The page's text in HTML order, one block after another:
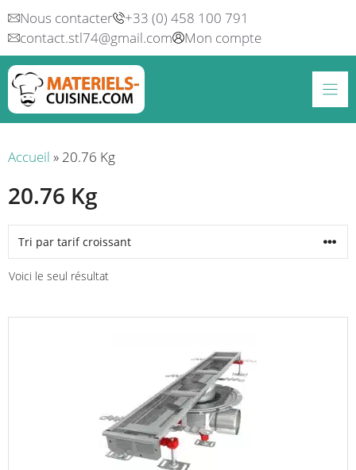
Aller
au
contenu
Nous contacter
+33 (0) 458 100 791
contact.stl74@gmail.com
Mon compte
Accueil » 20.76 Kg
20.76 Kg
Voici le seul résultat